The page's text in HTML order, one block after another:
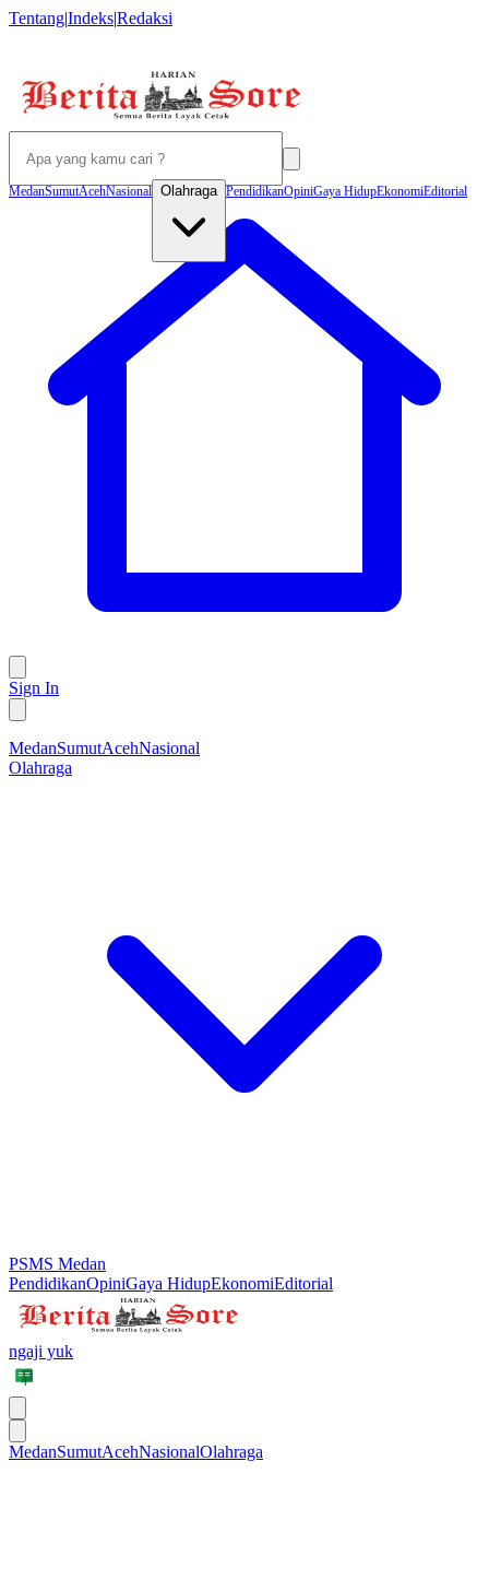
Tentang|Indeks|Redaksi
MedanSumutAcehNasional Olahraga PendidikanOpiniGaya HidupEkonomiEditorial
Sign In
MedanSumutAcehNasional
Olahraga
PSMS Medan
PendidikanOpiniGaya HidupEkonomiEditorial
ngaji yuk
MedanSumutAcehNasionalOlahraga